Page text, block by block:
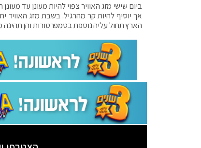
ביום שישי מזג האוויר צפוי להיות מעונן עד
אך יוסיף להיות קר מהרגיל. בשבת מזג האוויר
הארץ תחול עליה נוספת בטמפרטורות והן תהינה